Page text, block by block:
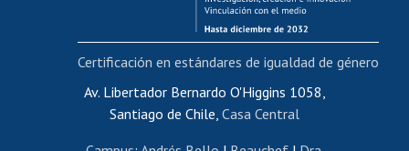
Cursos internos de capacitación
Bienestar del personal
Portal de movilidad interna
Certificado de renta
Certificado de renta honorarios
Av. Libertador Bernardo O'Higgins 1058,
Santiago de Chile, Casa Central
Certificación en estándares de igualdad de género